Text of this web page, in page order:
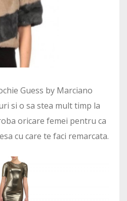
Guess by Marciano
si o sa stea mult timp la
oricare femei pentru ca
cu care te faci remarcata.